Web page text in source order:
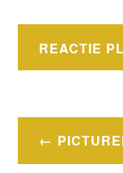
Bericht
navigatie